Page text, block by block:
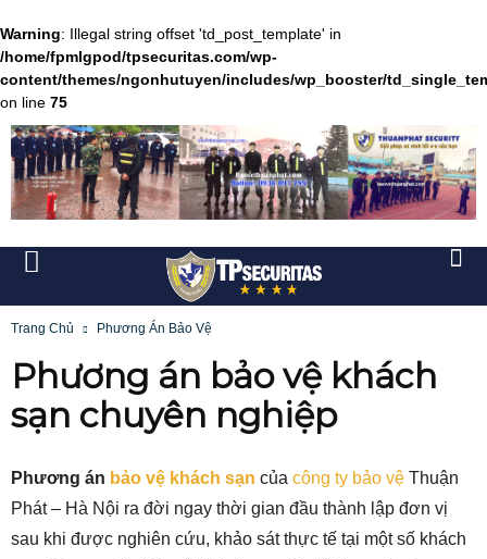
Warning: Illegal string offset 'td_post_template' in
/home/fpmlgpod/tpsecuritas.com/wp-
content/themes/ngonhutuyen/includes/wp_booster/
on line 75
Trang Chủ Phương Án Bảo Vệ
Phương án bảo vệ khách
sạn chuyên nghiệp
Phương án bảo vệ khách sạn của công ty bảo vệ Thuận
Phát – Hà Nội ra đời ngay thời gian đầu thành lập đơn vị
sau khi được nghiên cứu, khảo sát thực tế tại một số khách